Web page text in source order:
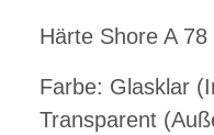
Härte Shore A 78
Farbe: Glasklar
Transparent